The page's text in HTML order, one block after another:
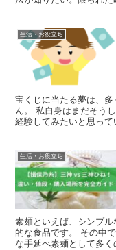
生活・お役立ち
宝くじに当たる夢は、
ん。 私自身はまだそう
経験してみたいと思って
生活・お役立ち
素麺といえば、シンプ
的な食品です。 その中
な手延べ素麺として多く